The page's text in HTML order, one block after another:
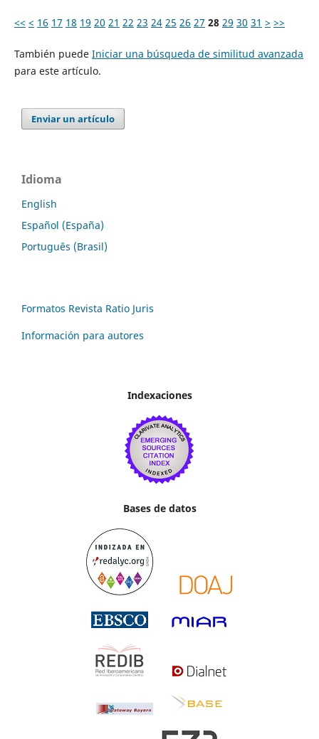
<< < 16 17 18 19 20 21 22 23 24 25 26 27 28 29 30 31 > >>
También puede Iniciar una búsqueda de similitud avanzada
para este artículo.
Enviar un artículo
Idioma
English
Español (España)
Português (Brasil)
Formatos Revista Ratio Juris
Información para autores
Indexaciones
Bases de datos